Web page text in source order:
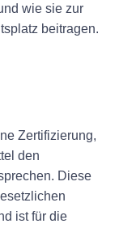
wie sie zur
beitragen.
Zertifizierung,
den
Diese
ist für die